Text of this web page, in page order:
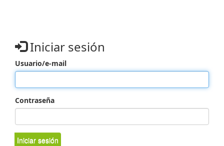
Iniciar sesión
Usuario/e-mail
Contraseña
Iniciar sesión